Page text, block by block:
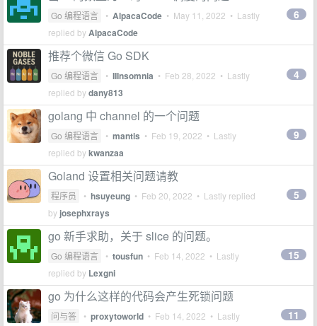
Go 编程语言 • AlpacaCode • May 11, 2022 • Lastly
replied byAlpacaCode
6
推荐个微信 Go SDK
Go 编程语言 • IIInsomnia • Feb 28, 2022 • Lastly
replied bydany813
4
golang 中 channel 的一个问题
Go 编程语言 • mantis • Feb 19, 2022 • Lastly
replied bykwanzaa
9
Goland 设置相关问题请教
程序员 • hsuyeung • Feb 20, 2022 • Lastly replied
by josephxrays
5
go 新手求助，关于 slice 的问题。
Go 编程语言 • tousfun • Feb 14, 2022 • Lastly
replied by Lexgni
15
go 为什么这样的代码会产生死锁问题
问与答 • proxytoworld • Feb 14, 2022 • Lastly
11